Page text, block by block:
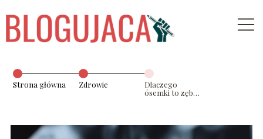
Strona główna Zdrowie
Dlaczego
ósemki to zęby